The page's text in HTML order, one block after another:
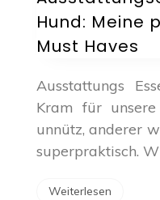
Hund: Meine
Must Haves
Ausstattungs
Kram für
unnütz, anderer
superpraktisch.
Weiterlesen